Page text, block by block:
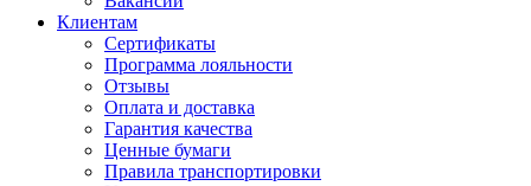
Клиентам
Сертификаты
Программа лояльности
Отзывы
Оплата и доставка
Гарантия качества
Ценные бумаги
Правила транспортировки